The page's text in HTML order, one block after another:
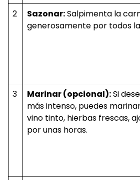
2 Sazonar:Salpimenta la
generosamente por todos
3
Marinar (opcional):Si
más intenso, puedes
vino tinto, hierbas frescas,
por unas horas.